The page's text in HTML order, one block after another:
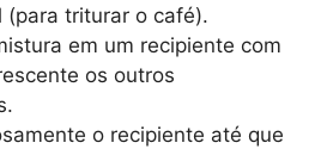
(para triturar o café).
em um recipiente com
os outros
o recipiente até que